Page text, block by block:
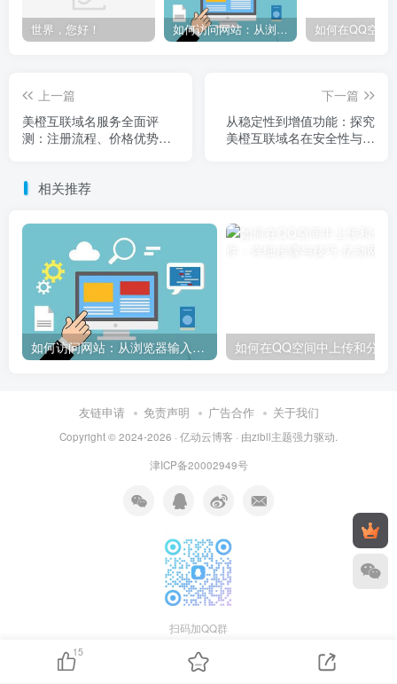
世界，您好！ 如何访问网站：从浏览器输入到页面加载的完整步骤详解
上一篇
美橙互联域名服务全面评
测：注册流程、价格优势与
下一篇
从稳定性到增值功能：探究
美橙互联域名在安全性与管
相关推荐
如何访问网站：从浏览器输入到页面加载的完整步骤详解
友链申请 免责声明 广告合作 关于我们
Copyright © 2024-2026 · 亿动云博客 · 由zibll主题强力驱动.
津ICP备20002949号
扫码加QQ群
15